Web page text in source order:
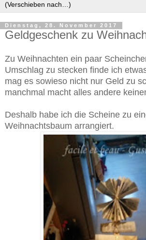
Dienstag, 28. November 2017
Geldgeschenk zu
Zu Weihnachten ein paar
Umschlag zu stecken finde ich
mag es sowieso nicht nur Geld zu
manchmal macht alles andere
Deshalb habe ich die Scheine zu
Weihnachtsbaum arrangiert.